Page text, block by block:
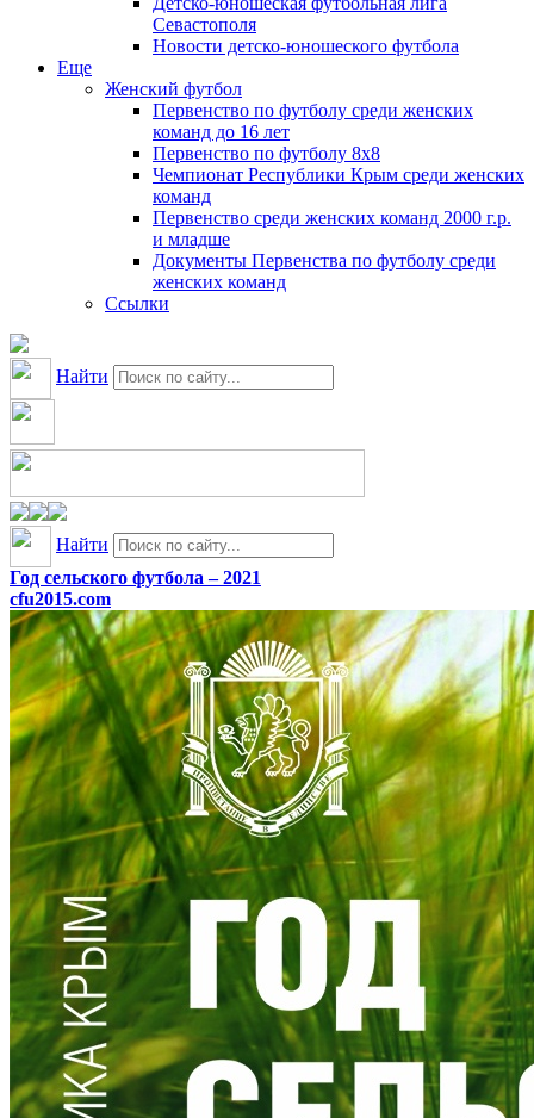
Севастополя
Новости детско-юношеского футбола
Еще
Женский футбол
Первенство по футболу среди женских
команд до 16 лет
Первенство по футболу 8х8
Чемпионат Республики Крым среди женских
команд
Первенство среди женских команд 2000 г.р.
и младше
Документы Первенства по футболу среди
женских команд
Ссылки
Найти
Найти
Год сельского футбола – 2021
cfu2015.com